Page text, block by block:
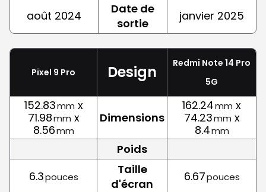
août 2024
Date de
sortie
janvier 2025
Pixel 9 Pro Design
Redmi Note 14 Pro
5G
152.83mm x
71.98mm x
8.56mm
Dimensions
162.24mm x
74.23mm x
8.4mm
Poids
6.3pouces
Taille
d'écran
6.67pouces